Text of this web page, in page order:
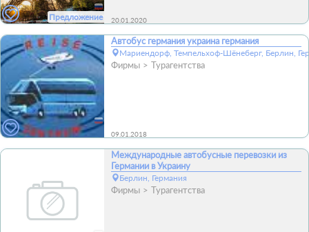
Предложение 20.01.2020
Автобус германия украина германия
Мариендорф, Темпельхоф-Шёнеберг, Берлин,
Фирмы Турагентства
09.01.2018
Международные автобусные перевозки из
Германии в Украину
Берлин, Германия
Фирмы Турагентства